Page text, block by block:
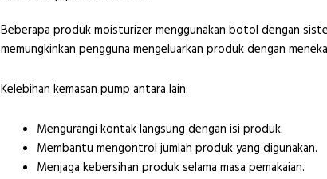
Beberapa produk moisturizer menggunakan botol dengan
memungkinkan pengguna mengeluarkan produk dengan
Kelebihan kemasan pump antara lain:
Mengurangi kontak langsung dengan isi produk.
Membantu mengontrol jumlah produk yang digunakan.
Menjaga kebersihan produk selama masa pemakaian.